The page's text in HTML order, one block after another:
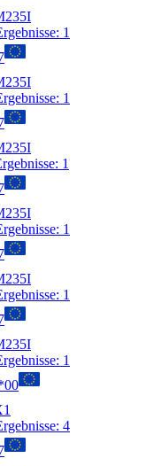
: 1
: 1
: 1
: 1
: 1
: 1
: 4